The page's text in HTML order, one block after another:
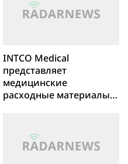
INTCO Medical
представляет
медицинские
расходные материалы,
реабилитации и
решения для